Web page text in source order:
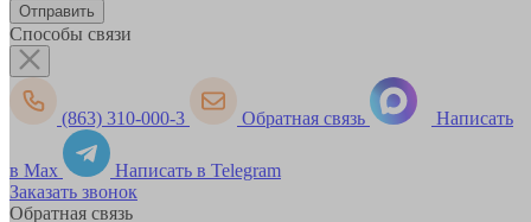
Способы связи
(863) 310-000-3 Обратная связь Написать
в Max
Написать в Telegram
Заказать звонок
Обратная связь